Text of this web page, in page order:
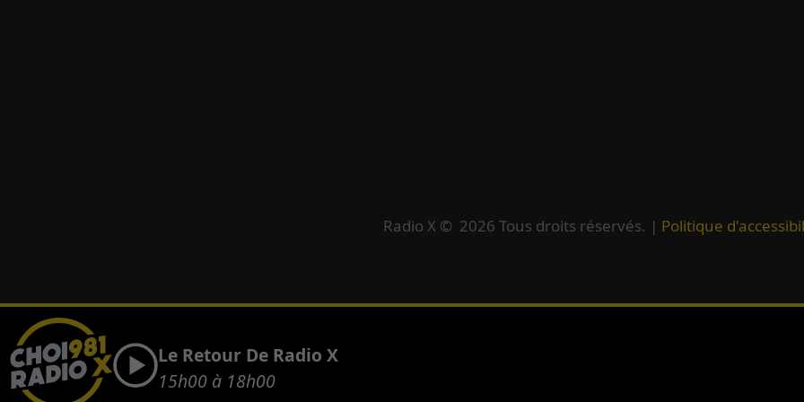
Radio X © 2026 Tous droits réservés. | Politique
Le Retour De Radio X
15h00 à 18h00